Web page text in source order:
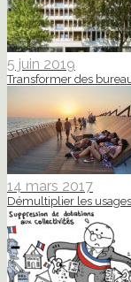
5 juin 2019
Transformer des
14 mars 2017
Démultiplier les